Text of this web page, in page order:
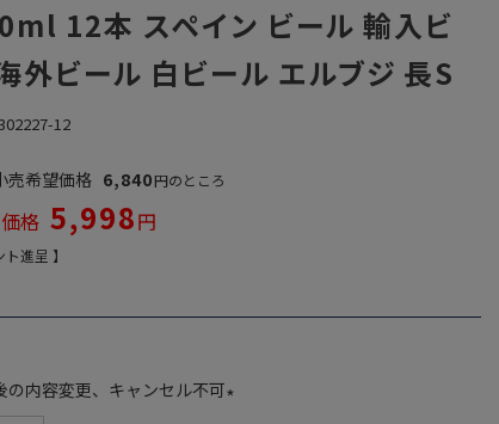
12本 スペイン ビール 輸入ビ
外ビール 白ビール エルブジ 長S
12
売希望価格 6,840 のところ
格 5,998
進呈 】
内容変更、キャンセル不可